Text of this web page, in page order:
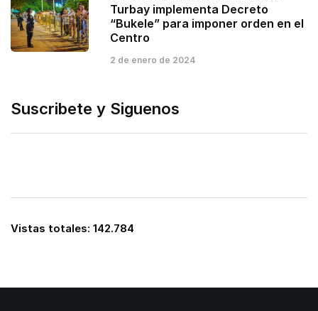
Turbay implementa Decreto
“Bukele” para imponer orden en el
Centro
2 de enero de 2024
Suscribete y Siguenos
Vistas totales: 142.784